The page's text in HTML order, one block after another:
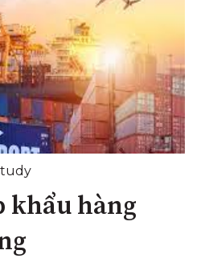
khẩu hàng